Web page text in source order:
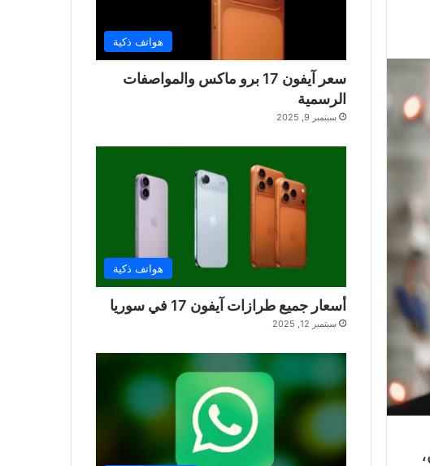
هواتف ذكية
سعر آيفون 17 برو ماكس والمواصفات
الرسمية
سبتمبر 9, 2025
هواتف ذكية
أسعار جميع طرازات آيفون 17 في سوريا
سبتمبر 12, 2025